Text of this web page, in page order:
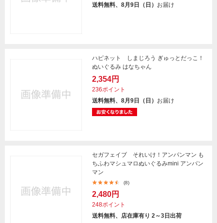
送料無料、8月9日（日） お届け
ハピネット しまじろう ぎゅっとだっこ！
ぬいぐるみ はなちゃん
2,354円
236ポイント
送料無料、8月9日（日） お届け
セガフェイブ それいけ！アンパンマン も
ちふわマシュマロぬいぐるみmini アンパン
マン
(8)
2,480円
248ポイント
送料無料、店在庫有り 2～3日出荷